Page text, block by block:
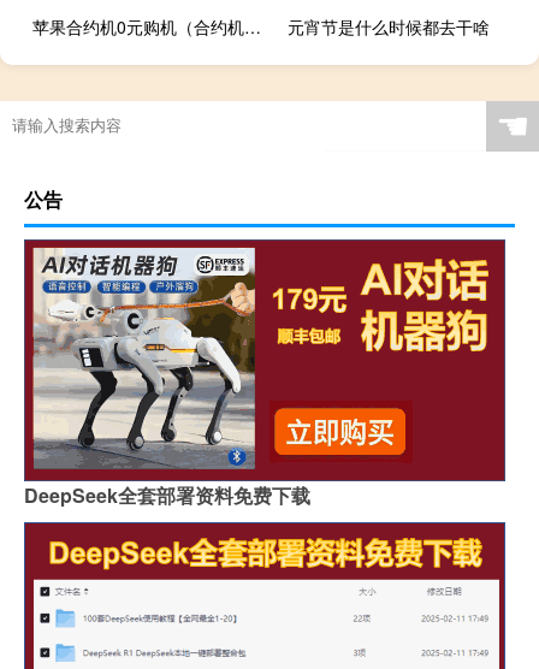
苹果合约机0元购机（合约机0元购机）
元宵节是什么时候都去干啥
☚
公告
DeepSeek全套部署资料免费下载